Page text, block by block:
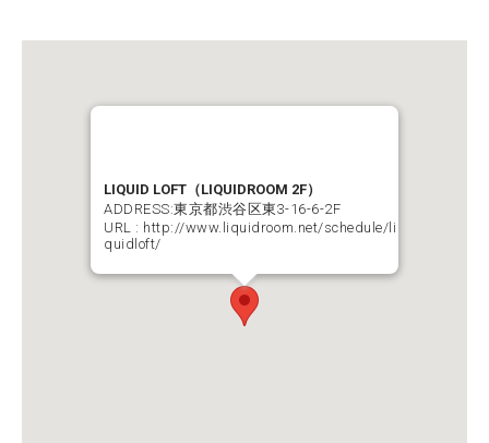
LIQUID LOFT（LIQUIDROOM 2F）
ADDRESS:東京都渋谷区東3-16-6-2F
URL : http://www.liquidroom.net/schedule/li
quidloft/